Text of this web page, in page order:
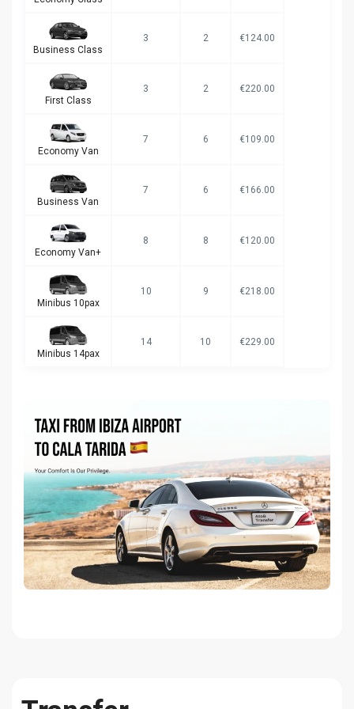
Business Class
3 2 €124.00
First Class
3 2 €220.00
Economy Van
7 6 €109.00
Business Van
7 6 €166.00
Economy Van+
8 8 €120.00
Minibus 10pax
10 9 €218.00
Minibus 14pax
14 10 €229.00